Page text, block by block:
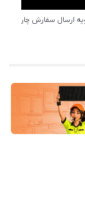
ارسال سفارش چارسو